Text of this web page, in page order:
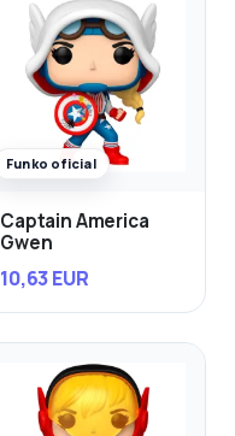
Funko oficial
Captain America
Gwen
10,63 EUR